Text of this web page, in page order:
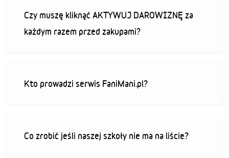
Czy muszę kliknąć AKTYWUJ DAROWIZNĘ za
każdym razem przed zakupami?
Kto prowadzi serwis FaniMani.pl?
Co zrobić jeśli naszej szkoły nie ma na liście?